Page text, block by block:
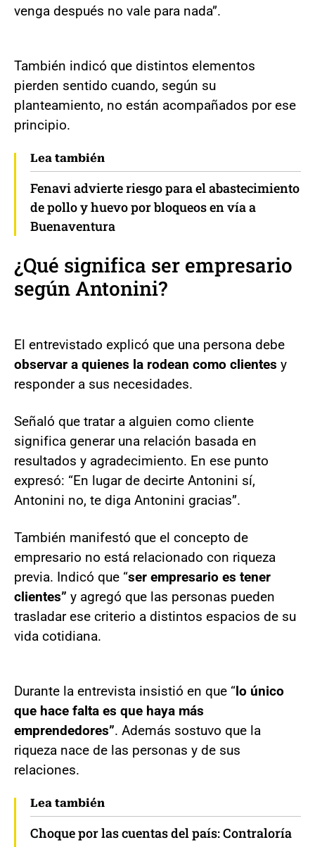
venga después no vale para nada”.
También indicó que distintos elementos
pierden sentido cuando, según su
planteamiento, no están acompañados por ese
principio.
Lea también
Fenavi advierte riesgo para el abastecimiento
de pollo y huevo por bloqueos en vía a
Buenaventura
¿Qué significa ser empresario
según Antonini?
El entrevistado explicó que una persona debe
observar a quienes la rodean como clientes y
responder a sus necesidades.
Señaló que tratar a alguien como cliente
significa generar una relación basada en
resultados y agradecimiento. En ese punto
expresó: “En lugar de decirte Antonini sí,
Antonini no, te diga Antonini gracias”.
También manifestó que el concepto de
empresario no está relacionado con riqueza
previa. Indicó que “ser empresario es tener
clientes” y agregó que las personas pueden
trasladar ese criterio a distintos espacios de su
vida cotidiana.
Durante la entrevista insistió en que “lo único
que hace falta es que haya más
emprendedores”. Además sostuvo que la
riqueza nace de las personas y de sus
relaciones.
Lea también
Choque por las cuentas del país: Contraloría